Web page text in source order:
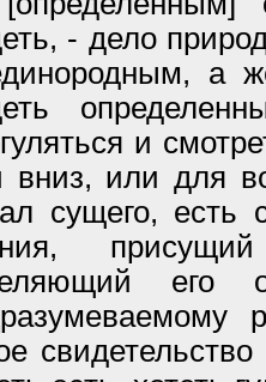
- дело
а
и
вниз, или для
сущего, есть
его